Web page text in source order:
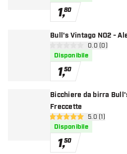
1,80
Bull's Vintago NO2 -
apri pannello
0 stelle di valutazione
0.0 (0)
Disponibile
1,50
Bicchiere da birra
Freccette
apri pannello
5 stelle di valutazione
5.0 (1)
Disponibile
1,50